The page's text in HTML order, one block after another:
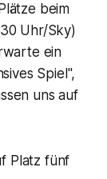
beim
Uhr/Sky)
ein
Spiel",
uns auf
Platz fünf